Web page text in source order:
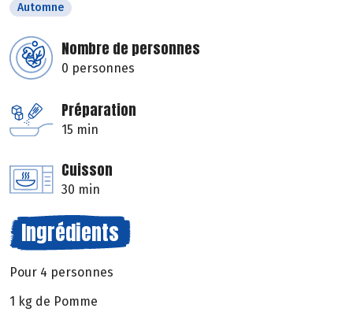
Automne
Nombre de personnes
0 personnes
Préparation
15 min
Cuisson
30 min
Ingrédients
Pour 4 personnes
1 kg de Pomme